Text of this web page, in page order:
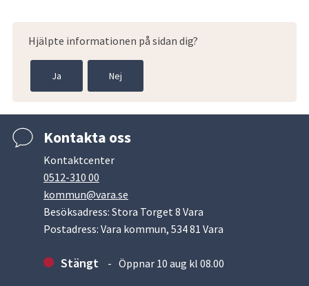
Hjälpte informationen på sidan dig?
Ja Nej
Kontakta oss
Kontaktcenter
0512-310 00
kommun@vara.se
Besöksadress: Stora Torget 8 Vara
Postadress: Vara kommun, 534 81 Vara
Stängt Öppnar 10 aug kl 08.00